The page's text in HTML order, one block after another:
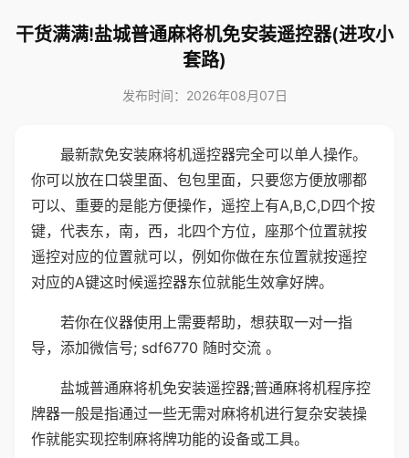
干货满满!盐城普通麻将机免安装遥控器(进攻小
套路)
发布时间：2026年08月07日
最新款免安装麻将机遥控器完全可以单人操作。
你可以放在口袋里面、包包里面，只要您方便放哪都
可以、重要的是能方便操作，遥控上有A,B,C,D四个按
键，代表东，南，西，北四个方位，座那个位置就按
遥控对应的位置就可以，例如你做在东位置就按遥控
对应的A键这时候遥控器东位就能生效拿好牌。
若你在仪器使用上需要帮助，想获取一对一指
导，添加微信号; sdf6770 随时交流 。
盐城普通麻将机免安装遥控器;普通麻将机程序控
牌器一般是指通过一些无需对麻将机进行复杂安装操
作就能实现控制麻将牌功能的设备或工具。